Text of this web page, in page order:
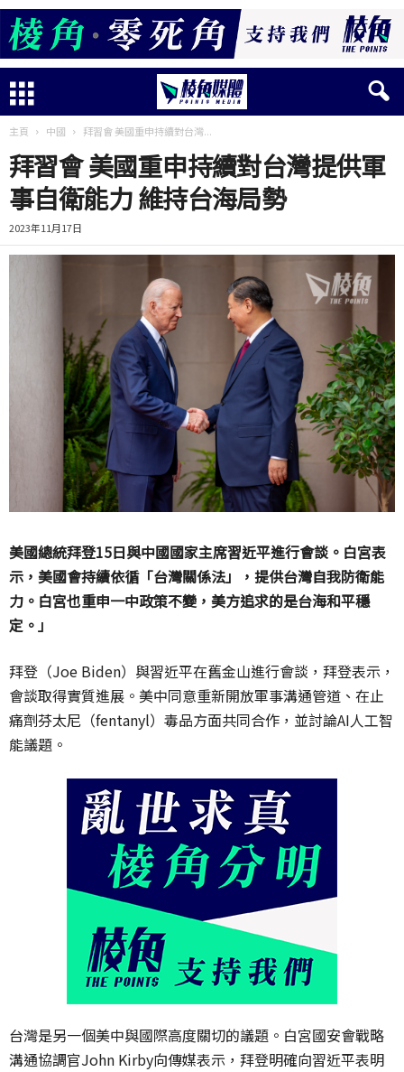
主頁 中國 拜習會 美國重申持續對台灣...
拜習會 美國重申持續對台灣提供軍
事自衛能力 維持台海局勢
2023年11月17日
美國總統拜登15日與中國國家主席習近平進行會談。白宮表
示，美國會持續依循「台灣關係法」，提供台灣自我防衛能
力。白宮也重申一中政策不變，美方追求的是台海和平穩
定。」
拜登（Joe Biden）與習近平在舊金山進行會談，拜登表示，
會談取得實質進展。美中同意重新開放軍事溝通管道、在止
痛劑芬太尼（fentanyl）毒品方面共同合作，並討論AI人工智
能議題。
台灣是另一個美中與國際高度關切的議題。白宮國安會戰略
溝通協調官John Kirby向傳媒表示，拜登明確向習近平表明